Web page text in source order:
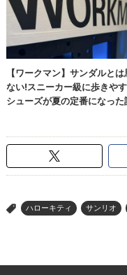
> ハローキティ サンリオ